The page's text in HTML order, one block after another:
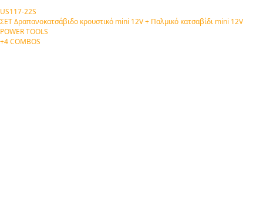
US117-22S
ΣΕΤ Δραπανοκατσάβιδο κρουστικό mini 12V + Παλμικό κατσαβίδι mini 12V
POWER TOOLS
+4 COMBOS